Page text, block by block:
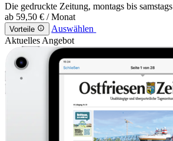
Die gedruckte Zeitung, montags bis samstags
ab 59,50 € / Monat
Vorteile
Auswählen
Aktuelles Angebot